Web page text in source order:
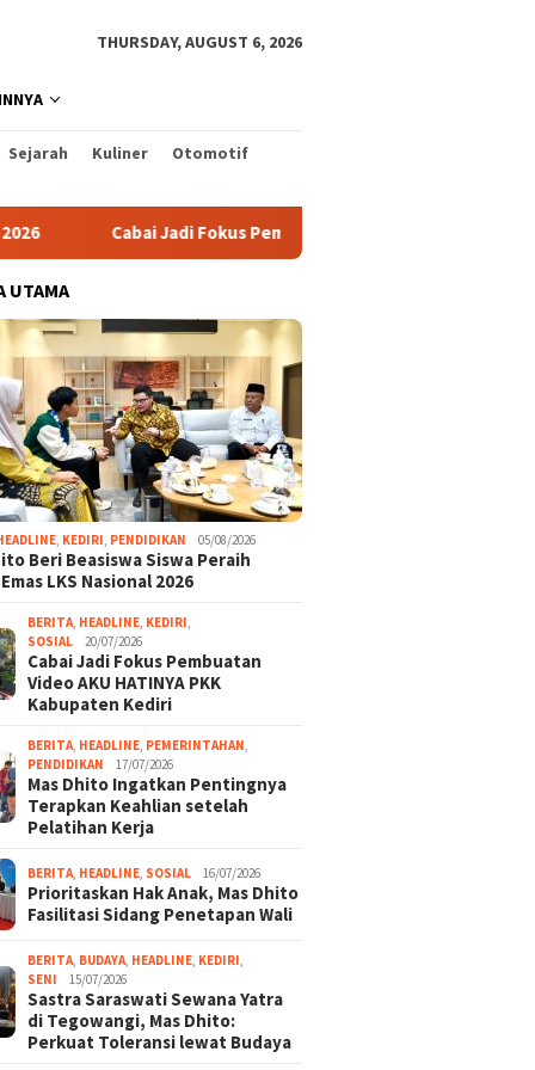
THURSDAY, AUGUST 6, 2026
Sejarah Kuliner Otomotif
Jadi Fokus Pembuatan Video AKU HATINYA PKK Kabupaten
UTAMA
KEDIRI PENDIDIKAN 05/08/2026
Beri Beasiswa Siswa Peraih
LKS Nasional 2026
BERITA HEADLINE KEDIRI
SOSIAL
20/07/2026
Cabai Jadi Fokus Pembuatan
Video AKU HATINYA PKK
Kabupaten Kediri
BERITA HEADLINE PEMERINTAHAN
PENDIDIKAN
17/07/2026
Mas Dhito Ingatkan Pentingnya
Terapkan Keahlian setelah
Pelatihan Kerja
BERITA HEADLINE SOSIAL 16/07/2026
Prioritaskan Hak Anak, Mas Dhito
Fasilitasi Sidang Penetapan Wali
BERITA BUDAYA HEADLINE KEDIRI
SENI
15/07/2026
Sastra Saraswati Sewana Yatra
di Tegowangi, Mas Dhito:
Perkuat Toleransi lewat Budaya